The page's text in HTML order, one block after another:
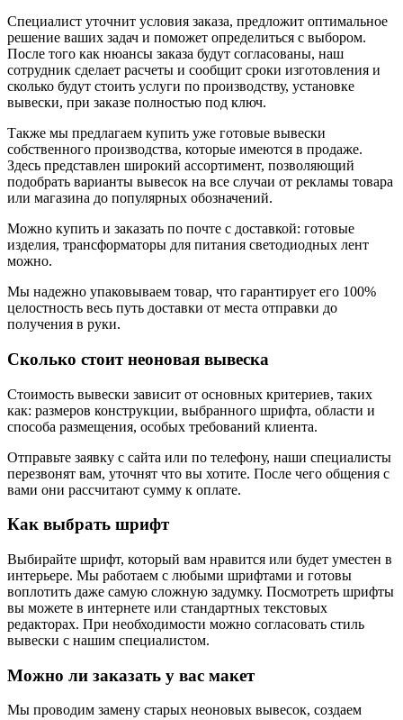
Специалист уточнит условия заказа, предложит оптимальное
решение ваших задач и поможет определиться с выбором.
После того как нюансы заказа будут согласованы, наш
сотрудник сделает расчеты и сообщит сроки изготовления и
сколько будут стоить услуги по производству, установке
вывески, при заказе полностью под ключ.
Также мы предлагаем купить уже готовые вывески
собственного производства, которые имеются в продаже.
Здесь представлен широкий ассортимент, позволяющий
подобрать варианты вывесок на все случаи от рекламы товара
или магазина до популярных обозначений.
Можно купить и заказать по почте с доставкой: готовые
изделия, трансформаторы для питания светодиодных лент
можно.
Мы надежно упаковываем товар, что гарантирует его 100%
целостность весь путь доставки от места отправки до
получения в руки.
Сколько стоит неоновая вывеска
Стоимость вывески зависит от основных критериев, таких
как: размеров конструкции, выбранного шрифта, области и
способа размещения, особых требований клиента.
Отправьте заявку с сайта или по телефону, наши специалисты
перезвонят вам, уточнят что вы хотите. После чего общения с
вами они рассчитают сумму к оплате.
Как выбрать шрифт
Выбирайте шрифт, который вам нравится или будет уместен в
интерьере. Мы работаем с любыми шрифтами и готовы
воплотить даже самую сложную задумку. Посмотреть шрифты
вы можете в интернете или стандартных текстовых
редакторах. При необходимости можно согласовать стиль
вывески с нашим специалистом.
Можно ли заказать у вас макет
Мы проводим замену старых неоновых вывесок, создаем